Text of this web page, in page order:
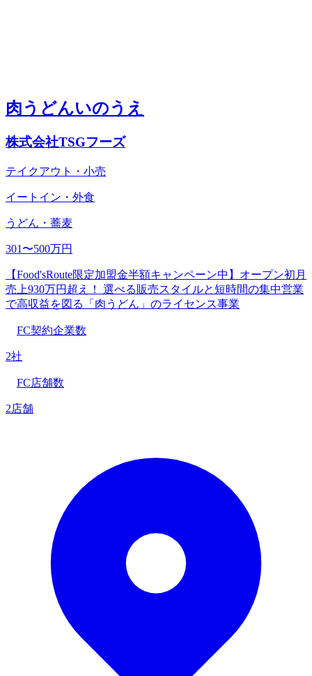
肉うどんいのうえ
株式会社TSGフーズ
テイクアウト・小売
イートイン・外食
うどん・蕎麦
301〜500万円
【Food'sRoute限定加盟金半額キャンペーン中】オープン初月
売上930万円超え！ 選べる販売スタイルと短時間の集中営業
で高収益を図る「肉うどん」のライセンス事業
FC契約企業数
2社
FC店舗数
2店舗